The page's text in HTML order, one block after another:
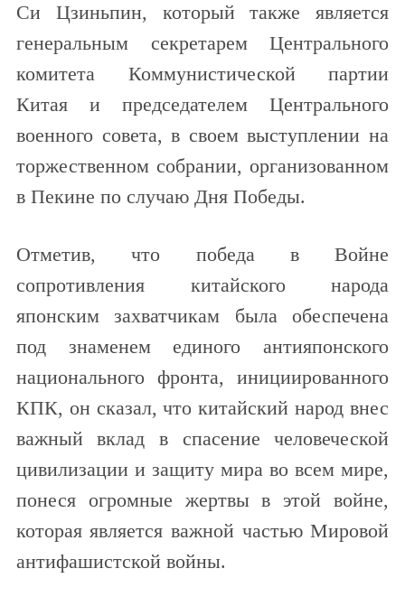
Си Цзиньпин, который также является
генеральным секретарем Центрального
комитета Коммунистической партии
Китая и председателем Центрального
военного совета, в своем выступлении на
торжественном собрании, организованном
в Пекине по случаю Дня Победы.
Отметив, что победа в Войне
сопротивления китайского народа
японским захватчикам была обеспечена
под знаменем единого антияпонского
национального фронта, инициированного
КПК, он сказал, что китайский народ внес
важный вклад в спасение человеческой
цивилизации и защиту мира во всем мире,
понеся огромные жертвы в этой войне,
которая является важной частью Мировой
антифашистской войны.